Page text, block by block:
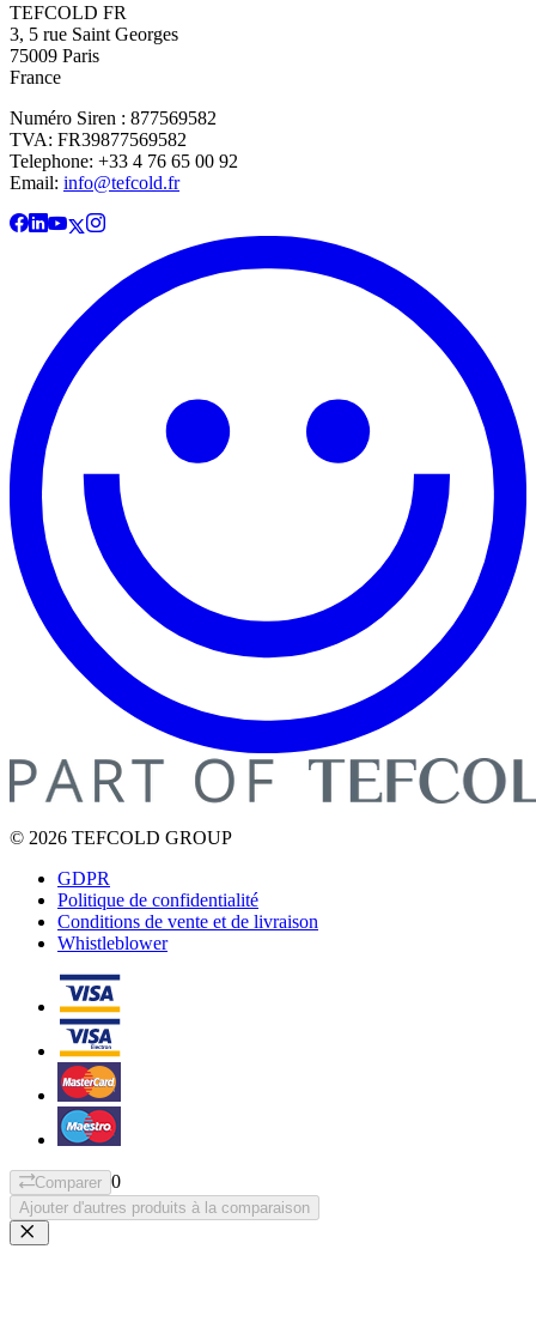
TEFCOLD FR
3, 5 rue Saint Georges
75009 Paris
France
Numéro Siren : 877569582
TVA: FR39877569582
Telephone: +33 4 76 65 00 92
Email: info@tefcold.fr
© 2026 TEFCOLD GROUP
GDPR
Politique de confidentialité
Conditions de vente et de livraison
Whistleblower
Comparer 0
Ajouter d'autres produits à la comparaison